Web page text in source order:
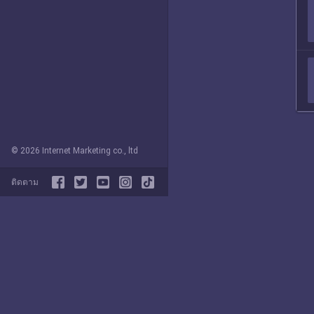
© 2026 Internet Marketing co., ltd
ติดตาม